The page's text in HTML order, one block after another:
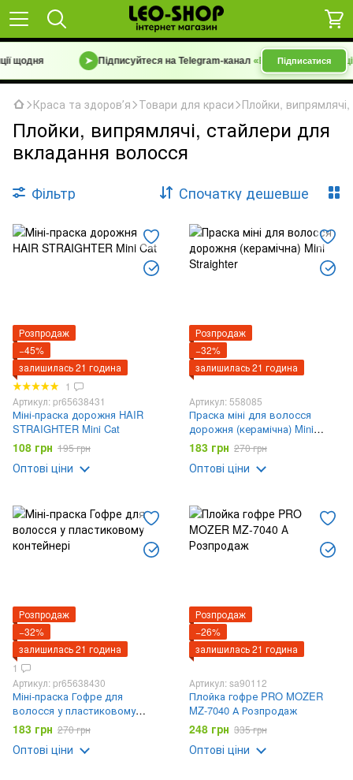
щодня ➤ Підписуйтеся на Telegram-канал«Барахолка 7 км |
Підписатися
Краса та здоровʼя Товари для краси Плойки,
Плойки, випрямлячі, стайлери для
вкладання волосся
Фільтр Спочатку дешевше
Розпродаж
−45%
залишилась 21 година
1
Артикул: pr65638431
Міні-праска дорожня HAIR
STRAIGHTER Mini Cat
108 грн 195 грн
Оптові ціни
Розпродаж
−32%
залишилась 21 година
Артикул: 558085
Праска міні для волосся
дорожня (керамічна) Mini
Straighter
183 грн 270 грн
Оптові ціни
Розпродаж
−32%
залишилась 21 година
1
Артикул: pr65638430
Міні-праска Гофре для
волосся у пластиковому
контейнері
183 грн 270 грн
Оптові ціни
Розпродаж
−26%
залишилась 21 година
Артикул: sa90112
Плойка гофре PRO MOZER
MZ-7040 А Розпродаж
248 грн 335 грн
Оптові ціни